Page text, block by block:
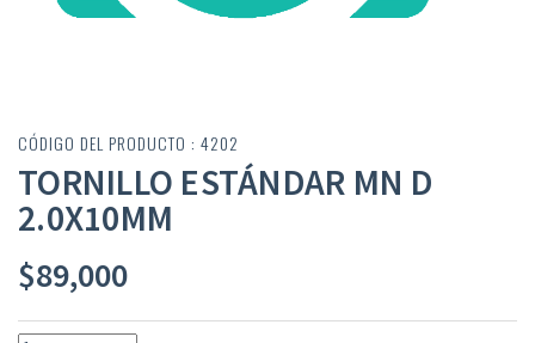
CÓDIGO DEL PRODUCTO : 4202
TORNILLO ESTÁNDAR MN D
2.0X10MM
$89,000